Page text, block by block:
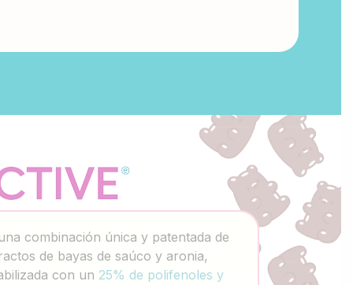
combinación única y patentada de
de bayas de saúco y aronia,
con un25% de polifenoles y